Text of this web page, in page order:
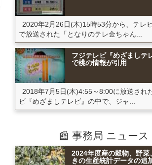
2020年2月26日(木)15時53分から、テレ
で放送された「となりのテレ金ちゃん...
フジテレビ『めざましテ
で桃の情報が引用
2018年7月5日(木)4:55～8:00に放送され
ビ『めざましテレビ』の中で、ジャ...
📰 事務局 ニュース
2024年度産の穀物、野菜
きの生産統計データの追